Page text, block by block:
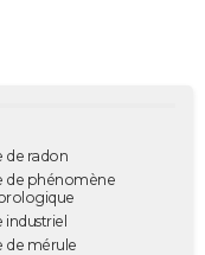
de radon
de phénomène
industriel
de mérule